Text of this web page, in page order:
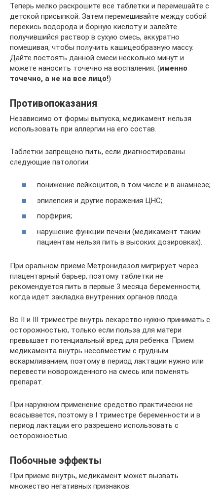
Теперь мелко раскрошите все таблетки и перемешайте с
детской присыпкой. Затем перемешивайте между собой
перекись водорода и борную кислоту и залейте
получившийся раствор в сухую смесь, аккуратно
помешивая, чтобы получить кашицеобразную массу.
Дайте постоять данной смеси несколько минут и
можете наносить точечно на воспаления. (именно
точечно, а не на все лицо!)
Противопоказания
Независимо от формы выпуска, медикамент нельзя
использовать при аллергии на его состав.
Таблетки запрещено пить, если диагностированы
следующие патологии:
понижение лейкоцитов, в том числе и в анамнезе;
эпилепсия и другие поражения ЦНС;
порфирия;
нарушение функции печени (медикамент таким
пациентам нельзя пить в высоких дозировках).
При оральном приеме Метронидазол мигрирует через
плацентарный барьер, поэтому таблетки не
рекомендуется пить в первые 3 месяца беременности,
когда идет закладка внутренних органов плода.
Во II и III триместре внутрь лекарство нужно принимать с
осторожностью, только если польза для матери
превышает потенциальный вред для ребенка. Прием
медикамента внутрь несовместим с грудным
вскармливанием, поэтому в период лактации нужно или
перевести новорожденного на смесь или поменять
препарат.
При наружном применение средство практически не
всасывается, поэтому в I триместре беременности и в
период лактации его разрешено использовать с
осторожностью.
Побочные эффекты
При приеме внутрь, медикамент может вызвать
множество негативных признаков: